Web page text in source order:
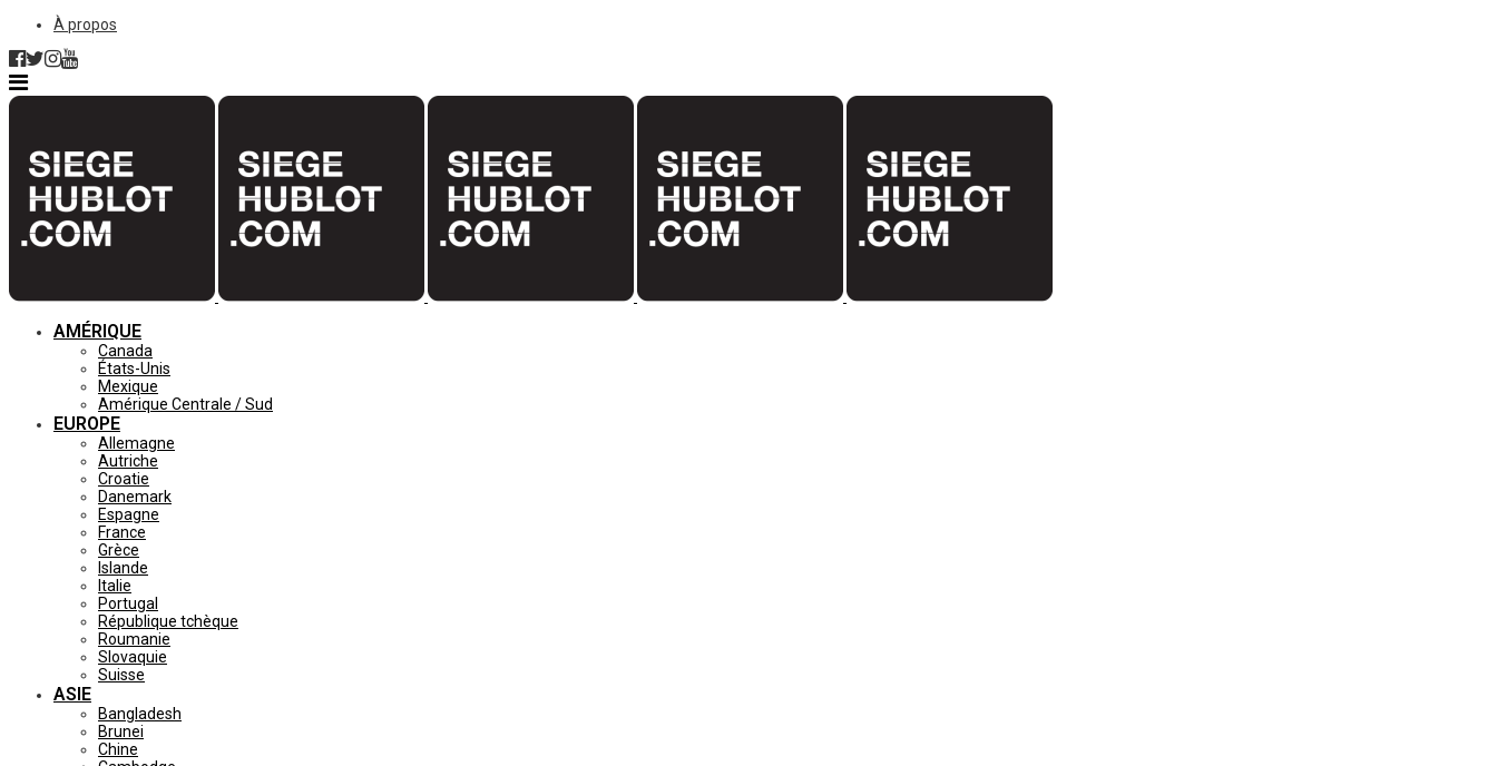
À propos
AMÉRIQUE
Canada
États-Unis
Mexique
Amérique Centrale / Sud
EUROPE
Allemagne
Autriche
Croatie
Danemark
Espagne
France
Grèce
Islande
Italie
Portugal
République tchèque
Roumanie
Slovaquie
Suisse
ASIE
Bangladesh
Brunei
Chine